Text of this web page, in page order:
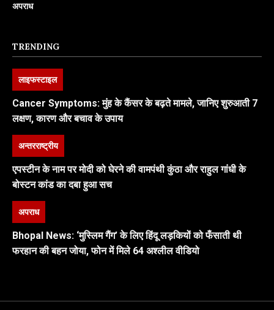
अपराध
TRENDING
लाइफस्टाइल
Cancer Symptoms: मुंह के कैंसर के बढ़ते मामले, जानिए शुरुआती 7
लक्षण, कारण और बचाव के उपाय
अन्तरराष्ट्रीय
एपस्टीन के नाम पर मोदी को घेरने की वामपंथी कुंठा और राहुल गांधी के
बोस्टन कांड का दबा हुआ सच
अपराध
Bhopal News: ‘मुस्लिम गैंग’ के लिए हिंदू लड़कियों को फँसाती थी
फरहान की बहन जोया, फोन में मिले 64 अश्लील वीडियो